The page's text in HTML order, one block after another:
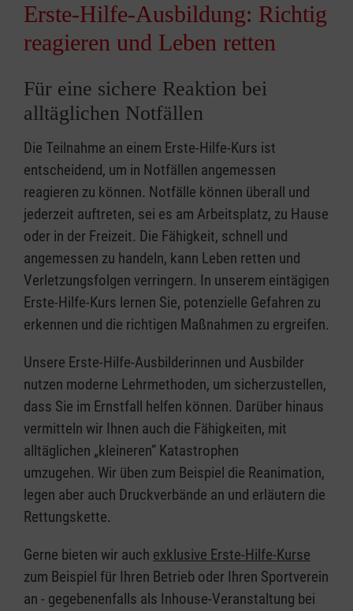
Erste-Hilfe-Ausbildung: Richtig
reagieren und Leben retten
Für eine sichere Reaktion bei
alltäglichen Notfällen
Die Teilnahme an einem Erste-Hilfe-Kurs ist
entscheidend, um in Notfällen angemessen
reagieren zu können. Notfälle können überall und
jederzeit auftreten, sei es am Arbeitsplatz, zu Hause
oder in der Freizeit. Die Fähigkeit, schnell und
angemessen zu handeln, kann Leben retten und
Verletzungsfolgen verringern. In unserem eintägigen
Erste-Hilfe-Kurs lernen Sie, potenzielle Gefahren zu
erkennen und die richtigen Maßnahmen zu ergreifen.
Unsere Erste-Hilfe-Ausbilderinnen und Ausbilder
nutzen moderne Lehrmethoden, um sicherzustellen,
dass Sie im Ernstfall helfen können. Darüber hinaus
vermitteln wir Ihnen auch die Fähigkeiten, mit
alltäglichen „kleineren” Katastrophen
umzugehen. Wir üben zum Beispiel die Reanimation,
legen aber auch Druckverbände an und erläutern die
Rettungskette.
Gerne bieten wir auch exklusive Erste-Hilfe-Kurse
zum Beispiel für Ihren Betrieb oder Ihren Sportverein
an - gegebenenfalls als Inhouse-Veranstaltung bei